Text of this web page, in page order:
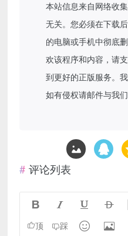
本站信息来自网络收
无关。您必须在下载
的电脑或手机中彻底
欢该程序和内容，请
到更好的正版服务。
如有侵权请邮件与我们
评论列表
   
顶 踩  